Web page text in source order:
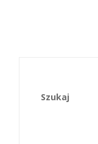
Szukaj